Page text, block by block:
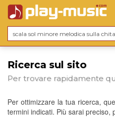
Ricerca sul sito
Per trovare rapidamente
Per ottimizzare la tua ricerca,
termini indicati. Più sarai preciso,